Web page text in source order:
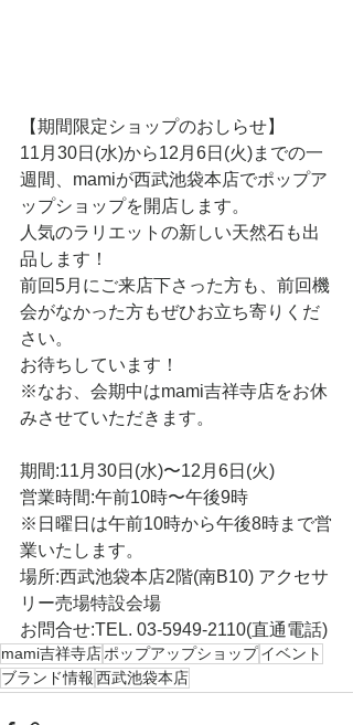
【期間限定ショップのおしらせ】
11月30日(水)から12月6日(火)までの一
週間、mamiが西武池袋本店でポップア
ップショップを開店します。
人気のラリエットの新しい天然石も出
品します！
前回5月にご来店下さった方も、前回機
会がなかった方もぜひお立ち寄りくだ
さい。
お待ちしています！
※なお、会期中はmami吉祥寺店をお休
みさせていただきます。
期間:11月30日(水)〜12月6日(火)
営業時間:午前10時〜午後9時
※日曜日は午前10時から午後8時まで営
業いたします。
場所:西武池袋本店2階(南B10) アクセサ
リー売場特設会場
お問合せ:TEL. 03-5949-2110(直通電話)
mami吉祥寺店ポップアップショップイベント
ブランド情報西武池袋本店